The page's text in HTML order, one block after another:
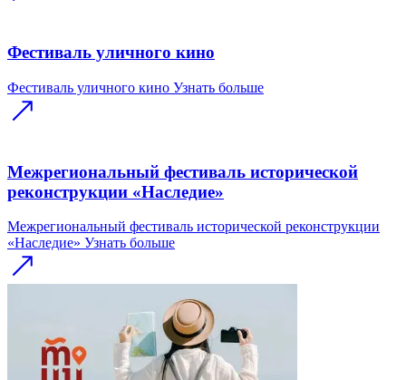
Фестиваль уличного кино
Фестиваль уличного кино Узнать больше
Межрегиональный фестиваль исторической
реконструкции «Наследие»
Межрегиональный фестиваль исторической реконструкции
«Наследие» Узнать больше